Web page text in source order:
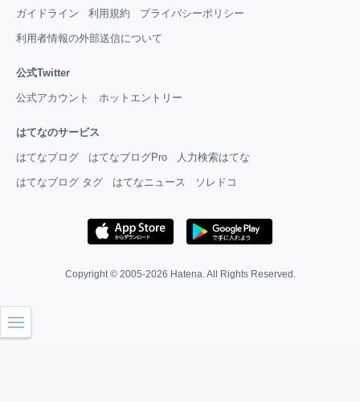
ガイドライン 利用規約 プライバシーポリシー
利用者情報の外部送信について
公式Twitter
公式アカウント ホットエントリー
はてなのサービス
はてなブログ はてなブログPro 人力検索はてな
はてなブログ タグ はてなニュース ソレドコ
Copyright © 2005-2026 Hatena. All Rights Reserved.